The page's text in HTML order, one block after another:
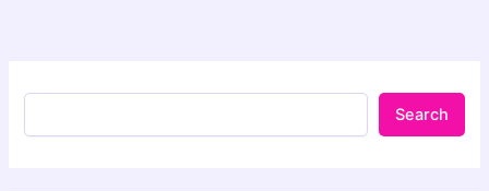
Search